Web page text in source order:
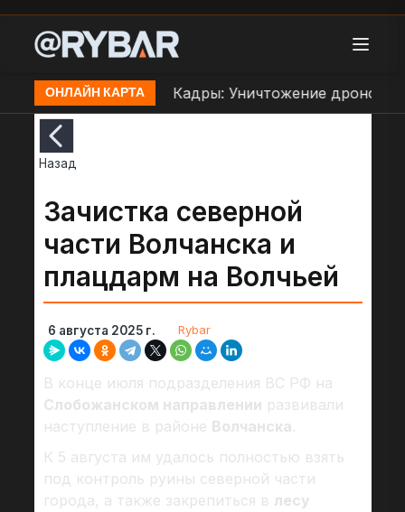
ОНЛАЙН КАРТА
ВСУ в Орехове Кадры: Уничтожение дроном
Назад
Зачистка северной
части Волчанска и
плацдарм на Волчьей
6 августа 2025 г. Rybar
В конце июля подразделения ВС РФ на
Слобожанском направлении развивали
наступление в районе Волчанска.
К 5 августа им удалось полностью взять
под контроль руины северной части
города, а также закрепиться в лесу